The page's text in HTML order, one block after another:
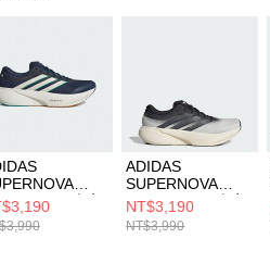
3 M 男 跑步
ADIDAS
SUPERNOVA
RISE 3 M 男 跑步
鞋 KK1202
NT$3,190
NT$3,990